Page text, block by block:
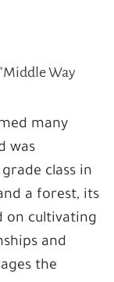
Way
many
was
class in
a forest, its
on cultivating
and
the